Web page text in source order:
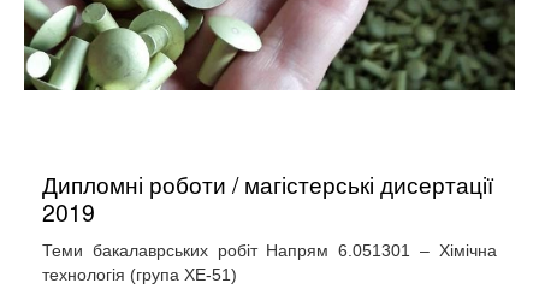
Дипломні роботи / магістерські дисертації
2019
Теми бакалаврських робіт Напрям 6.051301 – Хімічна
технологія (група ХЕ-51)